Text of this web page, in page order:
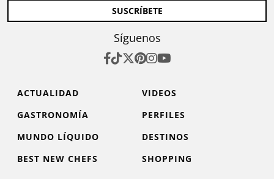
SUSCRÍBETE
Síguenos
ACTUALIDAD
VIDEOS
GASTRONOMÍA
PERFILES
MUNDO LÍQUIDO
DESTINOS
BEST NEW CHEFS
SHOPPING